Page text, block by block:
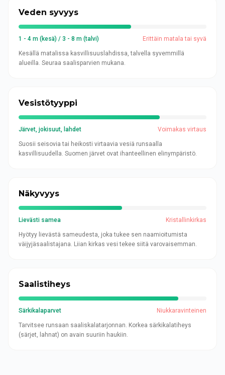
Veden syvyys
1 - 4 m (kesä) / 3 - 8 m (talvi) Erittäin matala tai syvä
Kesällä matalissa kasvillisuuslahdissa, talvella syvemmillä
alueilla. Seuraa saalisparvien mukana.
Vesistötyyppi
Järvet, jokisuut, lahdet Voimakas virtaus
Suosii seisovia tai heikosti virtaavia vesiä runsaalla
kasvillisuudella. Suomen järvet ovat ihanteellinen elinympäristö.
Näkyvyys
Lievästi samea Kristallinkirkas
Hyötyy lievästä sameudesta, joka tukee sen naamioitumista
väijyjäsaalistajana. Liian kirkas vesi tekee siitä varovaisemman.
Saalistiheys
Särkikalaparvet Niukkaravinteinen
Tarvitsee runsaan saaliskalatarjonnan. Korkea särkikalatiheys
(särjet, lahnat) on avain suuriin haukiin.